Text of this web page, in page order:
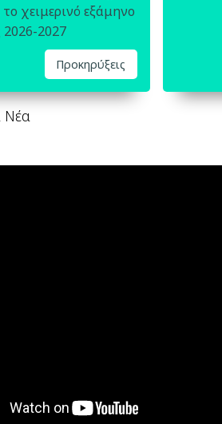
το χειμερινό εξάμηνο
2026-2027
Προκηρύξεις
Νέα